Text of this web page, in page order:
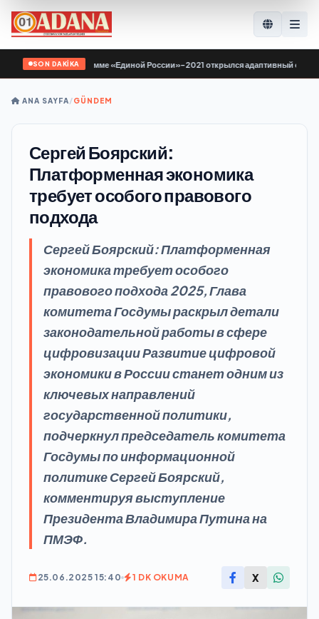
SON DAKİKA
по Народной программе «Единой России»-2021 открылся адаптивный
ANA SAYFA/GÜNDEM
Сергей Боярский:
Платформенная экономика
требует особого правового
подхода
Сергей Боярский: Платформенная
экономика требует особого
правового подхода 2025, Глава
комитета Госдумы раскрыл детали
законодательной работы в сфере
цифровизации Развитие цифровой
экономики в России станет одним из
ключевых направлений
государственной политики,
подчеркнул председатель комитета
Госдумы по информационной
политике Сергей Боярский,
комментируя выступление
Президента Владимира Путина на
ПМЭФ.
25.06.2025 15:40 1 DK OKUMA X